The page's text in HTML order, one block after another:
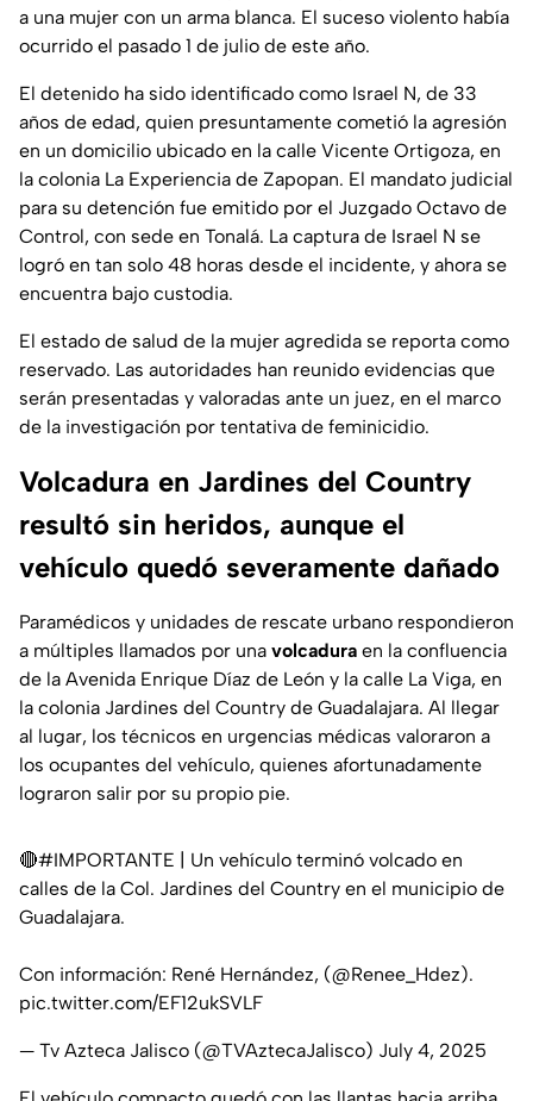
a una mujer con un arma blanca. El suceso violento había
ocurrido el pasado 1 de julio de este año.
El detenido ha sido identificado como Israel N, de 33
años de edad, quien presuntamente cometió la agresión
en un domicilio ubicado en la calle Vicente Ortigoza, en
la colonia La Experiencia de Zapopan. El mandato judicial
para su detención fue emitido por el Juzgado Octavo de
Control, con sede en Tonalá. La captura de Israel N se
logró en tan solo 48 horas desde el incidente, y ahora se
encuentra bajo custodia.
El estado de salud de la mujer agredida se reporta como
reservado. Las autoridades han reunido evidencias que
serán presentadas y valoradas ante un juez, en el marco
de la investigación por tentativa de feminicidio.
Volcadura en Jardines del Country
resultó sin heridos, aunque el
vehículo quedó severamente dañado
Paramédicos y unidades de rescate urbano respondieron
a múltiples llamados por una volcadura en la confluencia
de la Avenida Enrique Díaz de León y la calle La Viga, en
la colonia Jardines del Country de Guadalajara. Al llegar
al lugar, los técnicos en urgencias médicas valoraron a
los ocupantes del vehículo, quienes afortunadamente
lograron salir por su propio pie.
🔴#IMPORTANTE | Un vehículo terminó volcado en
calles de la Col. Jardines del Country en el municipio de
Guadalajara.
Con información: René Hernández, (@Renee_Hdez).
pic.twitter.com/EF12ukSVLF
— Tv Azteca Jalisco (@TVAztecaJalisco) July 4, 2025